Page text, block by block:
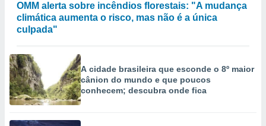
OMM alerta sobre incêndios florestais: "A mudança
climática aumenta o risco, mas não é a única
culpada"
A cidade brasileira que esconde o 8º maior
cânion do mundo e que poucos
conhecem; descubra onde fica